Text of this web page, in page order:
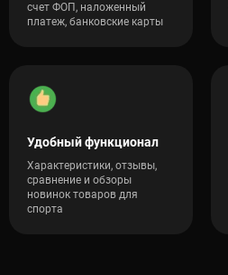
счет ФОП, наложенный
платеж, банковские карты
Удобный функционал
Характеристики, отзывы,
сравнение и обзоры
новинок товаров для
спорта